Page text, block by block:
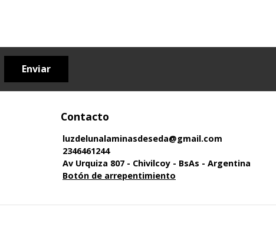
Enviar
Contacto
luzdelunalaminasdeseda@gmail.com
2346461244
Av Urquiza 807 - Chivilcoy - BsAs - Argentina
Botón de arrepentimiento